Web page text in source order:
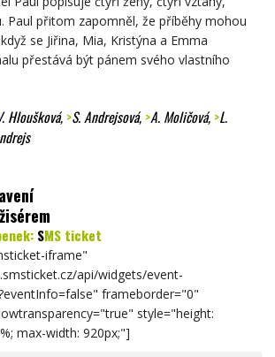
Paul přitom zapomněl, že příběhy mohou
se Jiřina, Mia, Kristýna a Emma
přestává být pánem svého vlastního
Hloušková, >S. Andrejsová, >A. Moličová, >L.
SMS ticket
iframe"
api/widgets/event-
frameborder="0"
style="height:
max-width: 920px;"]